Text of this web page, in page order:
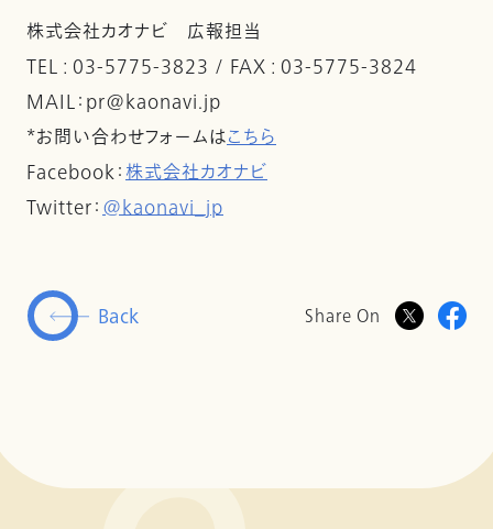
株式会社カオナビ 広報担当
TEL : 03-5775-3823 / FAX : 03-5775-3824
MAIL：pr@kaonavi.jp
*お問い合わせフォームはこちら
Facebook：株式会社カオナビ
Twitter：@kaonavi_jp
Back Share On